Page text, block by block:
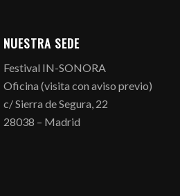
NUESTRA SEDE
Festival IN-SONORA
Oficina (visita con aviso previo)
c/ Sierra de Segura, 22
28038 – Madrid